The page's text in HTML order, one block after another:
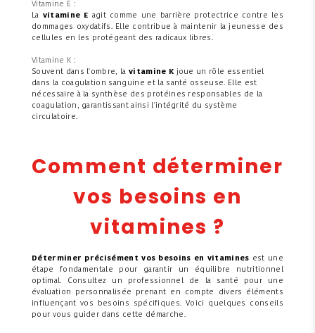
Vitamine E :
La vitamine E agit comme une barrière protectrice contre les
dommages oxydatifs. Elle contribue à maintenir la jeunesse des
cellules en les protégeant des radicaux libres.
Vitamine K :
Souvent dans l'ombre, la vitamine K joue un rôle essentiel
dans la coagulation sanguine et la santé osseuse. Elle est
nécessaire à la synthèse des protéines responsables de la
coagulation, garantissant ainsi l'intégrité du système
circulatoire.
Comment déterminer
vos besoins en
vitamines ?
Déterminer précisément vos besoins en vitamines est une
étape fondamentale pour garantir un équilibre nutritionnel
optimal. Consultez un professionnel de la santé pour une
évaluation personnalisée prenant en compte divers éléments
influençant vos besoins spécifiques. Voici quelques conseils
pour vous guider dans cette démarche.